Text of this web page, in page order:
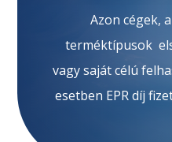
Azon cégek,
terméktípusok
vagy saját célú
esetben EPR díj